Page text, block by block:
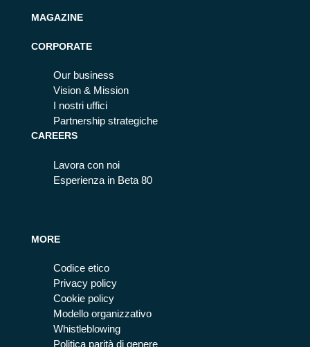
MAGAZINE
CORPORATE
Our business
Vision & Mission
I nostri uffici
Partnership strategiche
CAREERS
Lavora con noi
Esperienza in Beta 80
MORE
Codice etico
Privacy policy
Cookie policy
Modello organizzativo
Whistleblowing
Politica parità di genere